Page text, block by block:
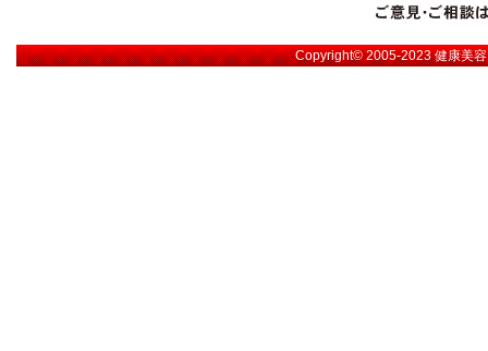
Copyright© 2005-2023健康美